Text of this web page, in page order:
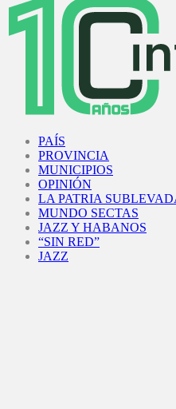
PAÍS
PROVINCIA
MUNICIPIOS
OPINIÓN
LA PATRIA
MUNDO SECTAS
JAZZ Y HABANOS
“SIN RED”
JAZZ